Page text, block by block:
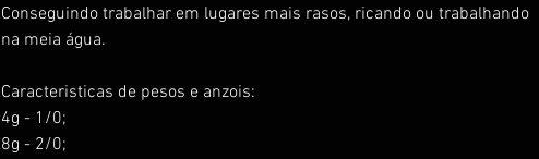
Conseguindo trabalhar em lugares mais rasos, ricando ou trabalhando
na meia água.
Caracteristicas de pesos e anzois:
4g - 1/0;
8g - 2/0;